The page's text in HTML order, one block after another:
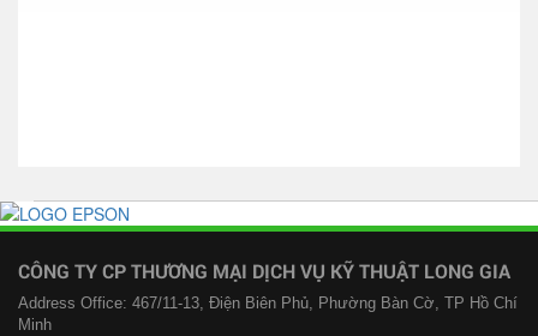
CÔNG TY CP THƯƠNG MẠI DỊCH VỤ KỸ THUẬT LONG GIA
Address Office: 467/11-13, Điện Biên Phủ, Phường Bàn Cờ, TP Hồ Chí
Minh